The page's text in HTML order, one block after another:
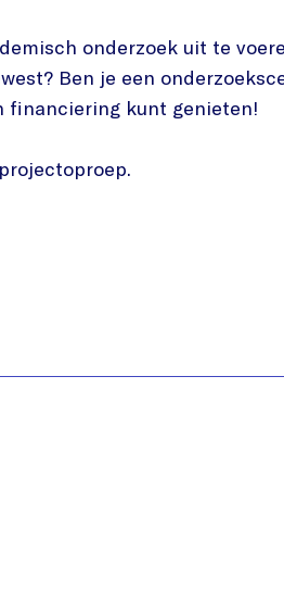
onderzoek uit te
Ben je een
financiering kunt genieten!